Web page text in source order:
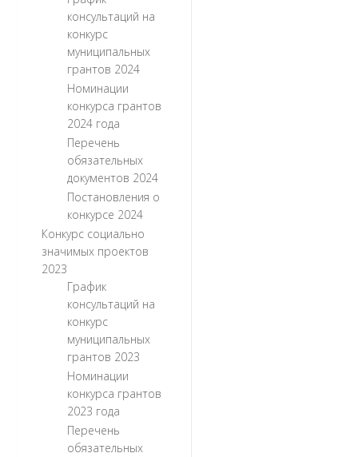
консультаций на
конкурс
муниципальных
грантов 2024
Номинации
конкурса грантов
2024 года
Перечень
обязательных
документов 2024
Постановления о
конкурсе 2024
Конкурс социально
значимых проектов
2023
График
консультаций на
конкурс
муниципальных
грантов 2023
Номинации
конкурса грантов
2023 года
Перечень
обязательных